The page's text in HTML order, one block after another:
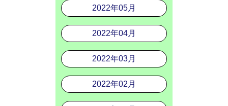
2022年05月
2022年04月
2022年03月
2022年02月